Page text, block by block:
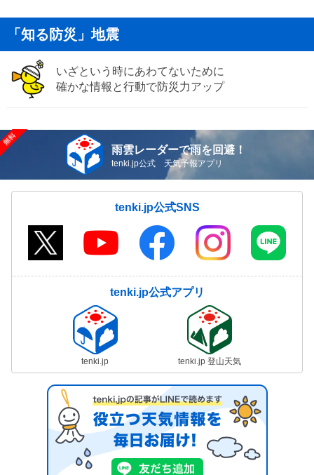
「知る防災」地震
いざという時にあわてないために
確かな情報と行動で防災力アップ
雨雲レーダーで雨を回避！
tenki.jp公式 天気予報アプリ
tenki.jp公式SNS
tenki.jp公式アプリ
tenki.jp tenki.jp 登山天気